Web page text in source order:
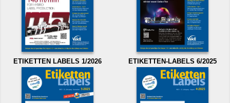
ETIKETTEN LABELS 1/2026 ETIKETTEN-LABELS 6/2025